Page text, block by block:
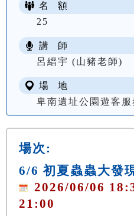
名 額
25
講 師
呂縉宇 (山豬老師)
場 地
卑南遺址公園遊客服
場次:
6/6 初夏蟲蟲大發
2026/06/06
21:00